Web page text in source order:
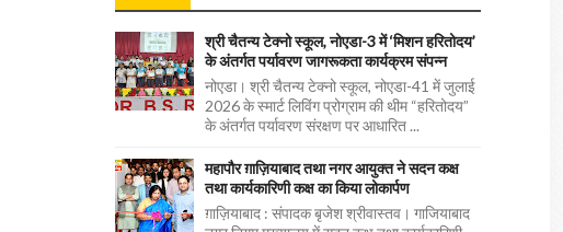
श्री चैतन्य टेक्नो स्कूल, नोएडा-3 में ‘मिशन हरितोदय’
के अंतर्गत पर्यावरण जागरूकता कार्यक्रम संपन्न
नोएडा। श्री चैतन्य टेक्नो स्कूल, नोएडा-41 में जुलाई
2026 के स्मार्ट लिविंग प्रोग्राम की थीम “हरितोदय”
के अंतर्गत पर्यावरण संरक्षण पर आधारित ...
महापौर ग़ाज़ियाबाद तथा नगर आयुक्त ने सदन कक्ष
तथा कार्यकारिणी कक्ष का किया लोकार्पण
ग़ाज़ियाबाद : संपादक बृजेश श्रीवास्तव। गाजियाबाद